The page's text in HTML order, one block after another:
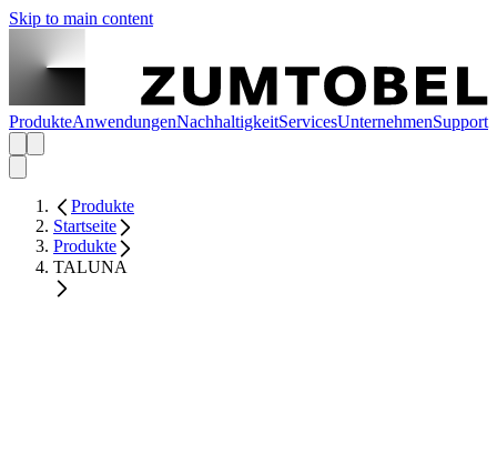
Skip to main content
ProdukteAnwendungenNachhaltigkeitServicesUnternehmenSupport
Produkte
Startseite
Produkte
TALUNA